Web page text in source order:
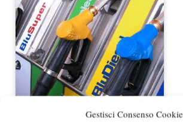
Gestisci Consenso Cookie
carburante